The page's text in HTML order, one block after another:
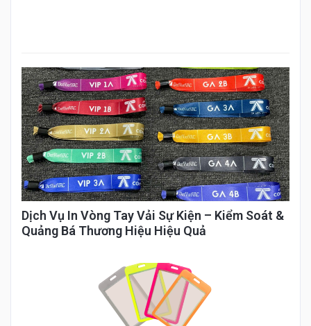
Dịch Vụ In Vòng Tay Vải Sự Kiện – Kiểm Soát &
Quảng Bá Thương Hiệu Hiệu Quả